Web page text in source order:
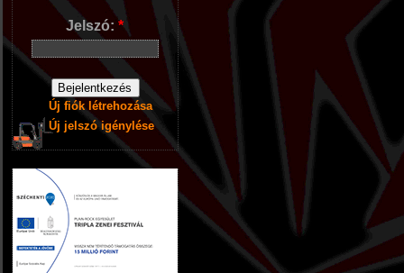
Jelszó:*
Új fiók létrehozása
Új jelszó igénylése